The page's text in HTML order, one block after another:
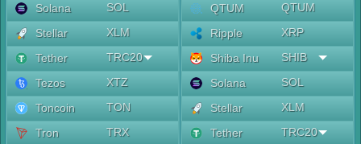
Solana
SOL
Stellar
XLM
Tether
TRC20
Tezos
XTZ
Toncoin
TON
Tron
TRX
QTUM
QTUM
Ripple
XRP
Shiba Inu
SHIB
Solana
SOL
Stellar
XLM
Tether
TRC20